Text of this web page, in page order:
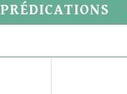
PRÉDICATIONS